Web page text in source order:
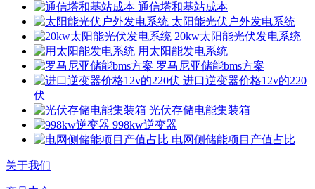
通信塔和基站成本
太阳能光伏户外发电系统
20kw太阳能光伏发电系统
用太阳能发电系统
罗马尼亚储能bms方案
进口逆变器价格12v的220
伏
光伏存储电能集装箱
998kw逆变器
电网侧储能项目产值占比
关于我们